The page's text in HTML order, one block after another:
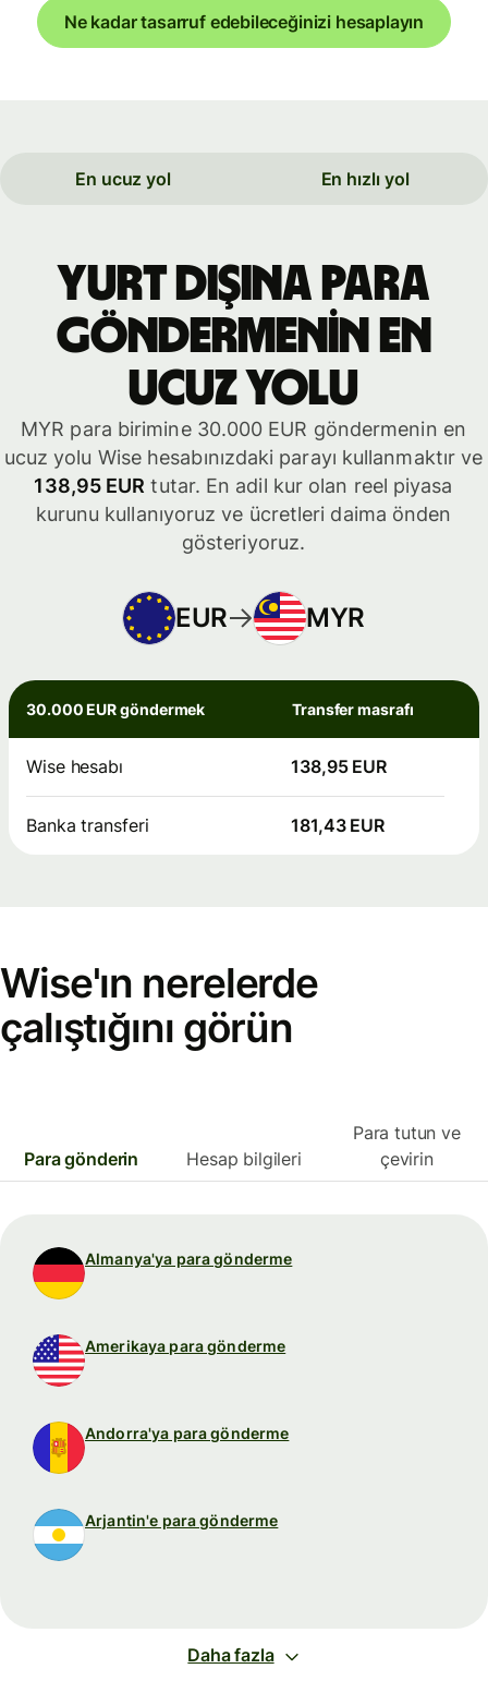
Ne kadar tasarruf edebileceğinizi hesaplayın
En ucuz yol En hızlı yol
yurt dışına para
göndermenin en
ucuz yolu
MYR para birimine 30.000 EUR göndermenin en
ucuz yolu Wise hesabınızdaki parayı kullanmaktır ve
138,95 EUR tutar. En adil kur olan reel piyasa
kurunu kullanıyoruz ve ücretleri daima önden
gösteriyoruz.
EUR MYR
30.000 EUR göndermek Transfer masrafı
Wise hesabı 138,95 EUR
Banka transferi 181,43 EUR
Wise'ın nerelerde
çalıştığını görün
Para gönderin Hesap bilgileri
Para tutun ve
çevirin
Almanya'ya para gönderme
Amerikaya para gönderme
Andorra'ya para gönderme
Arjantin'e para gönderme
Daha fazla